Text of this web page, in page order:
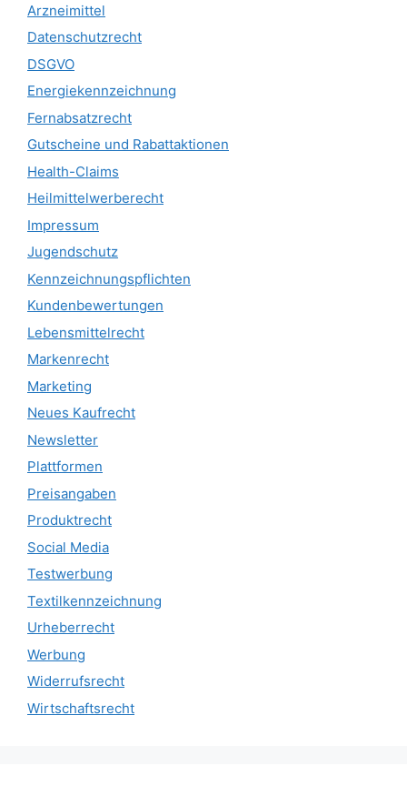
Arzneimittel
Datenschutzrecht
DSGVO
Energiekennzeichnung
Fernabsatzrecht
Gutscheine und Rabattaktionen
Health-Claims
Heilmittelwerberecht
Impressum
Jugendschutz
Kennzeichnungspflichten
Kundenbewertungen
Lebensmittelrecht
Markenrecht
Marketing
Neues Kaufrecht
Newsletter
Plattformen
Preisangaben
Produktrecht
Social Media
Testwerbung
Textilkennzeichnung
Urheberrecht
Werbung
Widerrufsrecht
Wirtschaftsrecht